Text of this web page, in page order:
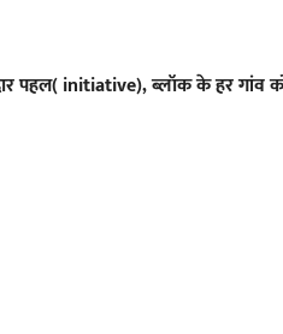
पहल( initiative), ब्लॉक के हर गांव